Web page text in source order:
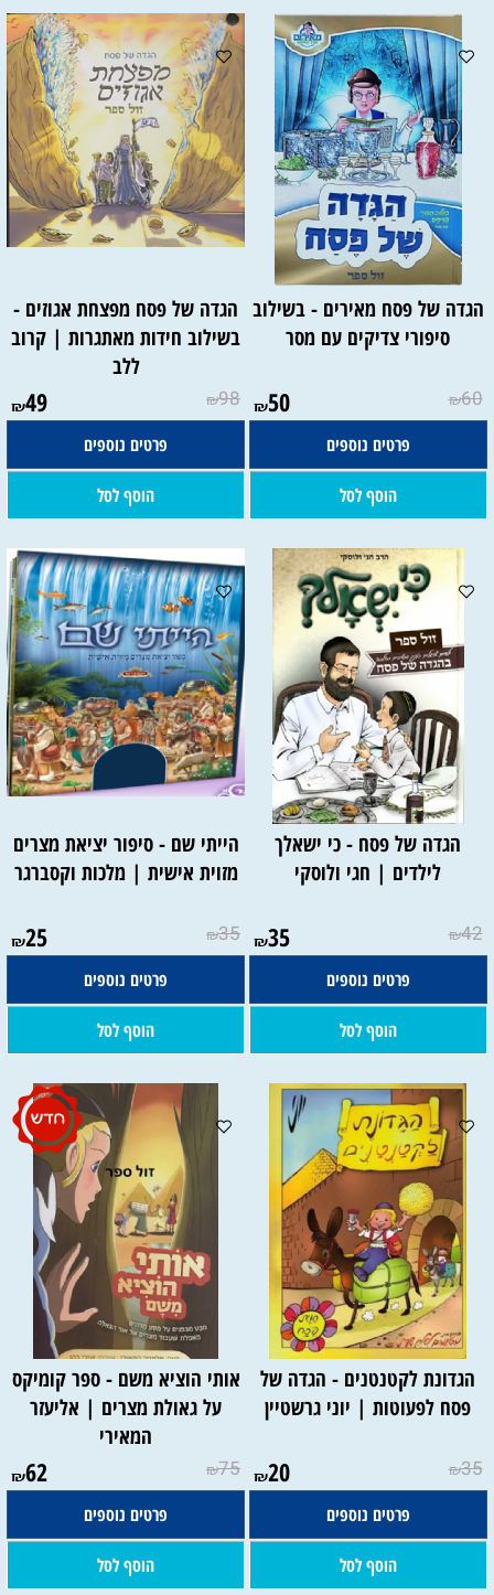
הגדה של פסח מאירים - בשילוב
סיפורי צדיקים עם מסר
₪60
₪50
פרטים נוספים
הוסף לסל
הגדה של פסח מפצחת אגוזים -
בשילוב חידות מאתגרות | קרוב
ללב
₪98
₪49
פרטים נוספים
הוסף לסל
הגדה של פסח - כי ישאלך
לילדים | חגי ולוסקי
₪42
₪35
פרטים נוספים
הוסף לסל
הייתי שם - סיפור יציאת מצרים
מזוית אישית | מלכות וקסברגר
₪35
₪25
פרטים נוספים
הוסף לסל
הגדונת לקטנטנים - הגדה של
פסח לפעוטות | יוני גרשטיין
₪35
₪20
פרטים נוספים
הוסף לסל
אותי הוציא משם - ספר קומיקס
על גאולת מצרים | אליעזר
המאירי
₪75
₪62
פרטים נוספים
הוסף לסל